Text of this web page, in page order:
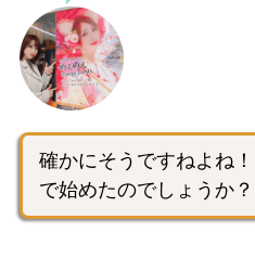
確かにそうですねよね
で始めたのでしょうか？